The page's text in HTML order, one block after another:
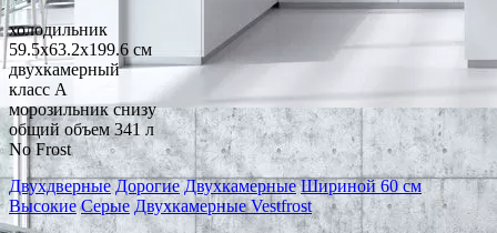
холодильник
59.5x63.2x199.6 см
двухкамерный
класс A
морозильник снизу
общий объем 341 л
No Frost
Двухдверные Дорогие Двухкамерные Шириной 60 см
Высокие Серые Двухкамерные Vestfrost